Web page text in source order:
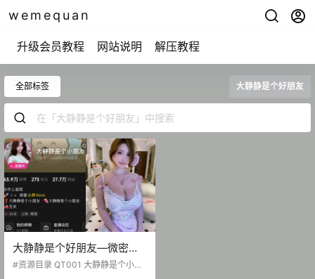
wemequan
升级会员教程 网站说明 解压教程
全部标签 大静静是个好朋友
大静静是个好朋友—微密图
片视频合集【持续更新】
#资源目录 QT001 大静静是个小朋